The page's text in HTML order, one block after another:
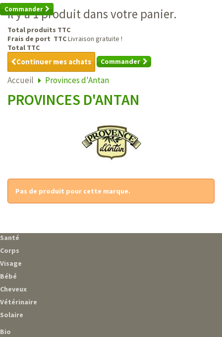
Commander
Il y a 1 produit dans votre panier.
Total produits TTC
Frais de port TTCLivraison gratuite !
Total TTC
Continuer mes achats Commander
Accueil Provinces d'Antan
PROVINCES D'ANTAN
Pas de produit pour cette marque.
Santé
Corps
Visage
Bébé
Cheveux
Vétérinaire
Solaire
Bio